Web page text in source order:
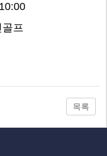
프
목록